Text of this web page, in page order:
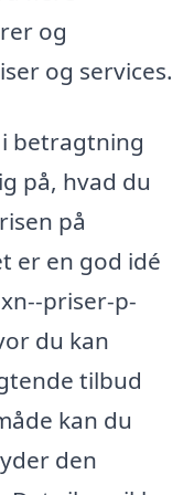
og
og services.
betragtning
på, hvad du
på
er en god idé
priser-p-
du kan
tilbud
kan du
den